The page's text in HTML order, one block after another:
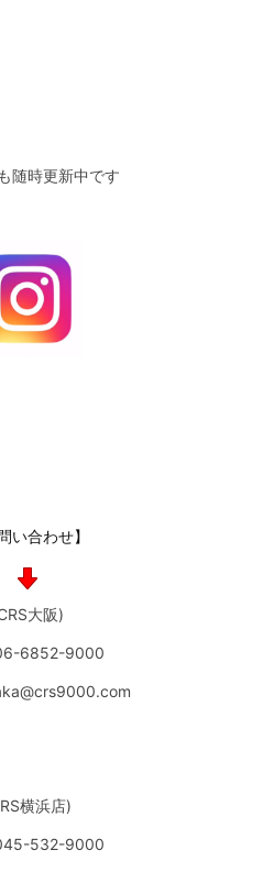
随時更新中です
い合わせ】
大阪)
6852-9000
横浜店)
532-9000